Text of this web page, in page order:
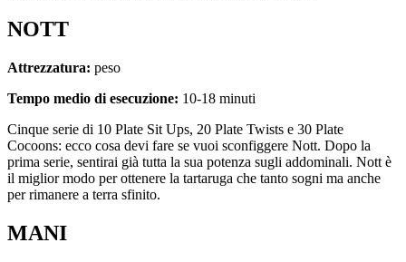
NOTT
Attrezzatura: peso
Tempo medio di esecuzione: 10-18 minuti
Cinque serie di 10 Plate Sit Ups, 20 Plate Twists e 30 Plate
Cocoons: ecco cosa devi fare se vuoi sconfiggere Nott. Dopo la
prima serie, sentirai già tutta la sua potenza sugli addominali. Nott è
il miglior modo per ottenere la tartaruga che tanto sogni ma anche
per rimanere a terra sfinito.
MANI